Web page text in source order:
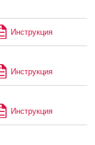
Инструкция
Инструкция
Инструкция